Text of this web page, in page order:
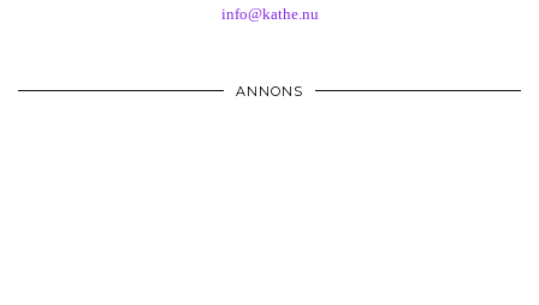
info@kathe.nu
ANNONS